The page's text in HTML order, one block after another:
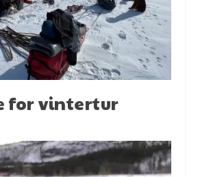
for vintertur